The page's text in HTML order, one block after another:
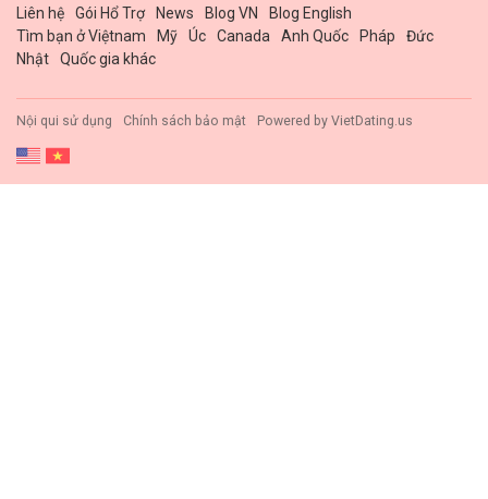
Liên hệ Gói Hổ Trợ News Blog VN
Blog English
Tìm bạn ở Việtnam
Mỹ Úc Canada Anh Quốc Pháp
Đức
Nhật
Quốc gia khác
Nội qui sử dụng Chính sách bảo mật Powered by VietDating.us